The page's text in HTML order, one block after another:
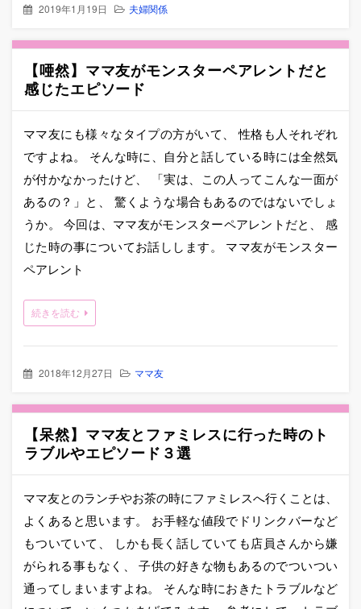
2019年1月19日 夫婦関係
【唖然】ママ友がモンスターペアレントだと
感じたエピソード
ママ友にも様々なタイプの方がいて、 性格も人それぞれ
ですよね。 そんな時に、自分と話している時には全然気
が付かなかったけど、 「実は、この人ってこんな一面が
あるの？」と、 驚くような場合もあるのではないでしょ
うか。 今回は、ママ友がモンスターペアレントだと、 感
じた時の事についてお話しします。 ママ友がモンスター
ペアレント
続きを読む
2018年12月27日 ママ友
【呆然】ママ友とファミレスに行った時のト
ラブルやエピソード３選
ママ友とのランチやお茶の時にファミレスへ行くことは、
よくあると思います。 お手軽な値段でドリンクバーなど
もついていて、 しかも長く話していても店員さんから嫌
がられる事もなく、 子供の好きな物もあるのでついつい
通ってしまいますよね。 そんな時におきたトラブルなど